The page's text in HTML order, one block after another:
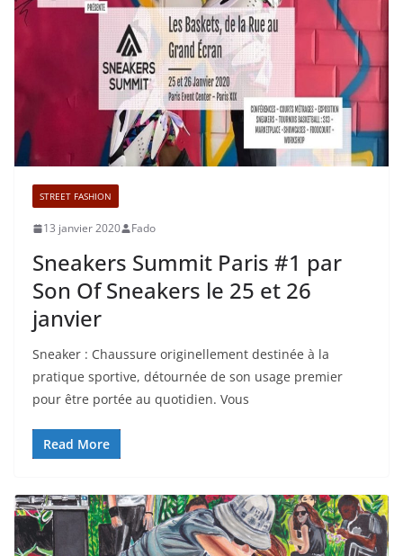
STREET FASHION
13 janvier 2020 Fado
Sneakers Summit Paris #1 par
Son Of Sneakers le 25 et 26
janvier
Sneaker : Chaussure originellement destinée à la
pratique sportive, détournée de son usage premier
pour être portée au quotidien. Vous
Read More